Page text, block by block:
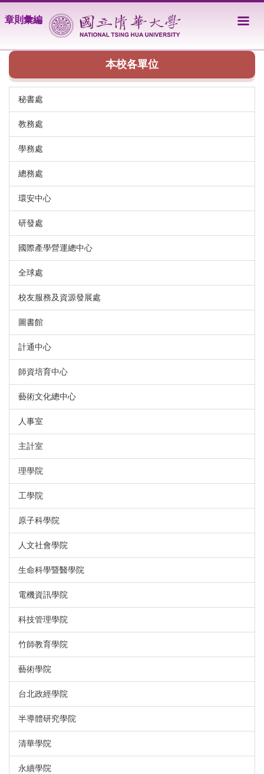
到
內
區
章則彙編
本校各單位
秘書處
教務處
學務處
總務處
環安中心
研發處
國際產學營運總中心
全球處
校友服務及資源發展處
圖書館
計通中心
師資培育中心
藝術文化總中心
人事室
主計室
理學院
工學院
原子科學院
人文社會學院
生命科學暨醫學院
電機資訊學院
科技管理學院
竹師教育學院
藝術學院
台北政經學院
半導體研究學院
清華學院
永續學院